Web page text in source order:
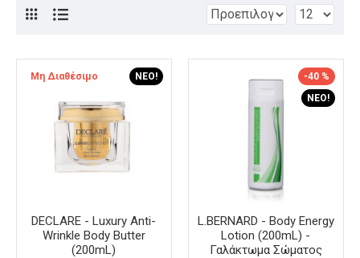
ΝΈΟ!
Μη Διαθέσιμο
DECLARE - Luxury Anti-
Wrinkle Body Butter
(200mL)
ΝΈΟ!
-40 %
L.BERNARD - Body Energy
Lotion (200mL) -
Γαλάκτωμα Σώματος